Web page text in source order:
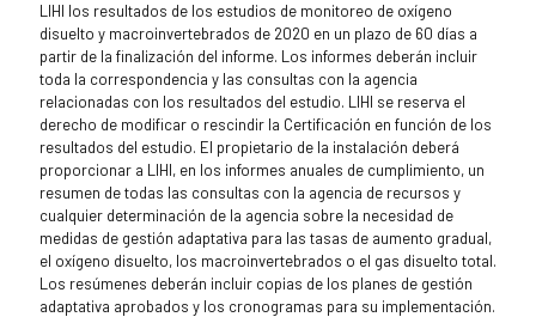
LIHI los resultados de los estudios de monitoreo de oxígeno
disuelto y macroinvertebrados de 2020 en un plazo de 60 días a
partir de la finalización del informe. Los informes deberán incluir
toda la correspondencia y las consultas con la agencia
relacionadas con los resultados del estudio. LIHI se reserva el
derecho de modificar o rescindir la Certificación en función de los
resultados del estudio. El propietario de la instalación deberá
proporcionar a LIHI, en los informes anuales de cumplimiento, un
resumen de todas las consultas con la agencia de recursos y
cualquier determinación de la agencia sobre la necesidad de
medidas de gestión adaptativa para las tasas de aumento gradual,
el oxígeno disuelto, los macroinvertebrados o el gas disuelto total.
Los resúmenes deberán incluir copias de los planes de gestión
adaptativa aprobados y los cronogramas para su implementación.